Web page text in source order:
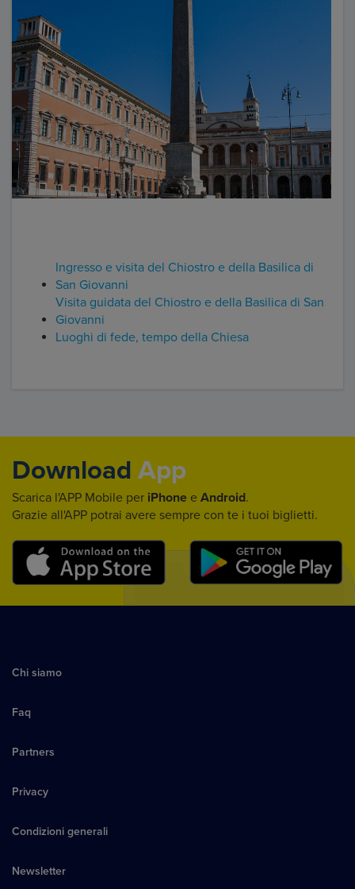
Ingresso e visita del Chiostro e della Basilica di
San Giovanni
Visita guidata del Chiostro e della Basilica di San
Giovanni
Luoghi di fede, tempo della Chiesa
Download App
Scarica l'APP Mobile per iPhone e Android.
Grazie all'APP potrai avere sempre con te i tuoi biglietti.
Chi siamo
Faq
Partners
Privacy
Condizioni generali
Newsletter